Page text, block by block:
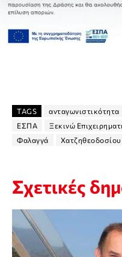
TAGS ανταγωνιστικότητα
ΕΣΠΑ
Ξεκινώ
Φαλαγγά
Χατζηθεοδοσίου
Σχετικές